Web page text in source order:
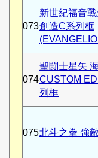
073
新世紀福音
創造C系列框
074
聖闘士星矢
CUSTOM
列框
075北斗之拳 強敵